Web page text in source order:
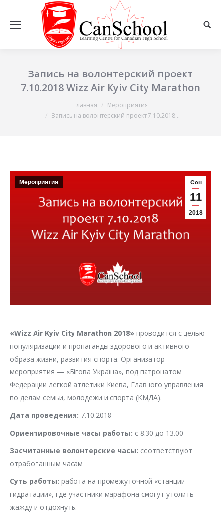
Запись на волонтерский проект
7.10.2018 Wizz Air Kyiv City Marathon
Главная
Мероприятия
Запись на волонтерский проект 7.10.2018…
Сен
11
2018
Мероприятия
«Wizz Air Kyiv City Marathon 2018» проводится с целью
популяризации и пропаганды здорового и активного
образа жизни, развития спорта. Организатор
мероприятия — «Бігова Україна», под патронатом
Федерации легкой атлетики Киева, Главного управления
по делам семьи, молодежи и спорта (КМДА).
Дата проведения: 7.10.2018
Ориентировочные часы работы: с 8.30 до 13.00
Засчитанные волонтерские часы: соответствуют
отработанным часам
Суть работы: работа на промежуточной «станции
гидратации», где участники марафона смогут утолить
жажду и отдохнуть.